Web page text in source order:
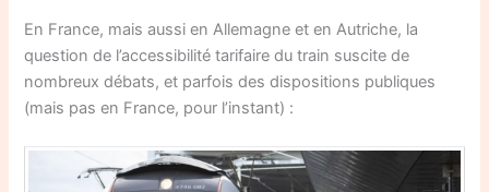
En France, mais aussi en Allemagne et en Autriche, la
question de l’accessibilité tarifaire du train suscite de
nombreux débats, et parfois des dispositions publiques
(mais pas en France, pour l’instant) :